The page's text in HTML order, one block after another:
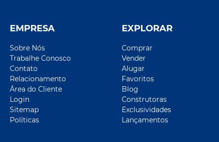
EMPRESA
Sobre Nós
Trabalhe Conosco
Contato
Relacionamento
Área do Cliente
Login
Sitemap
Políticas
EXPLORAR
Comprar
Vender
Alugar
Favoritos
Blog
Construtoras
Exclusividades
Lançamentos